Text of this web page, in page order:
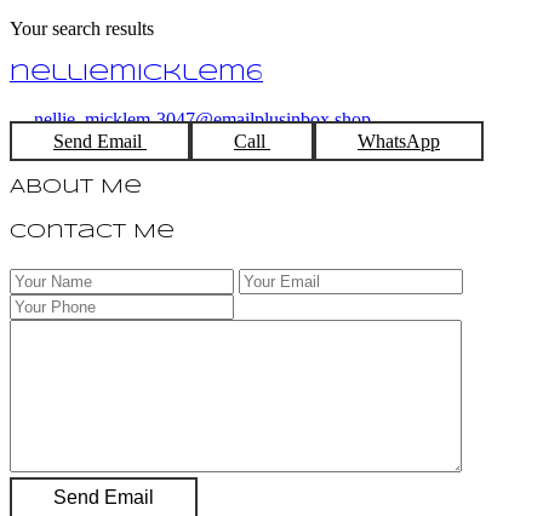
Your search results
nelliemicklem6
nellie_micklem-3047@emailplusinbox.shop
Send Email
Call WhatsApp
About Me
Contact Me